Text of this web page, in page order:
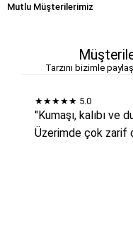
Mutlu Müşterilerimiz
Tarzını bizimle
★★★★★ 5.0
"Kumaşı, kalıbı ve
Üzerimde çok zarif